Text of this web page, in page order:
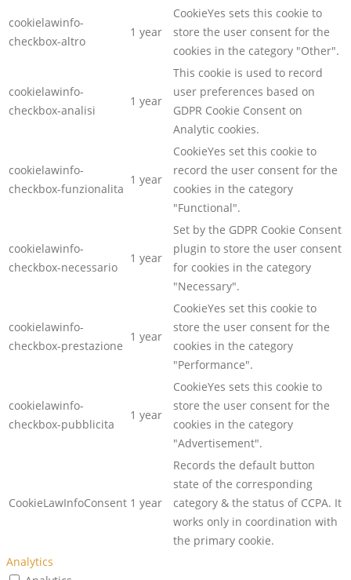
cookielawinfo-
checkbox-altro
1 year
CookieYes sets this cookie to
store the user consent for the
cookies in the category "Other".
cookielawinfo-
checkbox-analisi
1 year
This cookie is used to record
user preferences based on
GDPR Cookie Consent on
Analytic cookies.
cookielawinfo-
checkbox-funzionalita
1 year
CookieYes set this cookie to
record the user consent for the
cookies in the category
"Functional".
cookielawinfo-
checkbox-necessario
1 year
Set by the GDPR Cookie Consent
plugin to store the user consent
for cookies in the category
"Necessary".
cookielawinfo-
checkbox-prestazione
1 year
CookieYes set this cookie to
store the user consent for the
cookies in the category
"Performance".
cookielawinfo-
checkbox-pubblicita
1 year
CookieYes sets this cookie to
store the user consent for the
cookies in the category
"Advertisement".
CookieLawInfoConsent 1 year
Records the default button
state of the corresponding
category & the status of CCPA. It
works only in coordination with
the primary cookie.
Analytics